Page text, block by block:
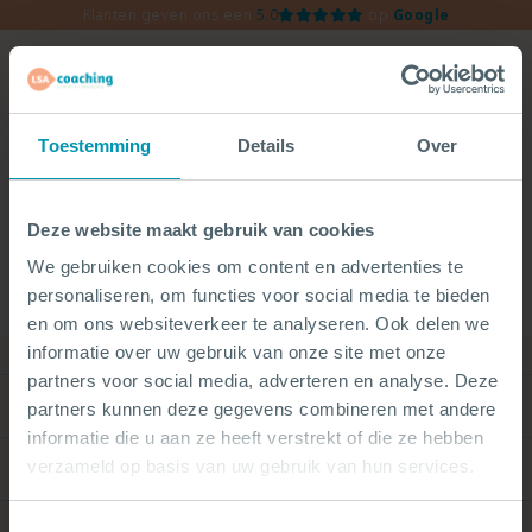
Toestemming Details Over
Deze website maakt gebruik van cookies
We gebruiken cookies om content en advertenties te
personaliseren, om functies voor social media te bieden
en om ons websiteverkeer te analyseren. Ook delen we
informatie over uw gebruik van onze site met onze
partners voor social media, adverteren en analyse. Deze
partners kunnen deze gegevens combineren met andere
informatie die u aan ze heeft verstrekt of die ze hebben
verzameld op basis van uw gebruik van hun services.
naar
inhoud
Klanten geven ons een 5.0 op Google
Niets Gevonden
zoek bent. Misschien kunt u de zoekfunctie proberen.
Zoeken
naar:
LSA coaching
Life coaching
Loopbaancoaching
Life coaching bij